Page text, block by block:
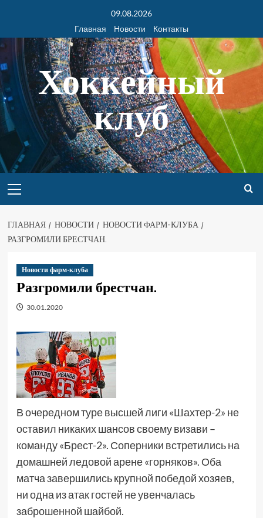
09.08.2026
Главная
Новости Контакты
Хоккейный
клуб
ГЛАВНАЯ НОВОСТИ
НОВОСТИ ФАРМ-КЛУБА
РАЗГРОМИЛИ БРЕСТЧАН.
Новости фарм-клуба
Разгромили брестчан.
30.01.2020
В очередном туре высшей лиги «Шахтер-2» не
оставил никаких шансов своему визави –
команду «Брест-2». Соперники встретились на
домашней ледовой арене «горняков». Оба
матча завершились крупной победой хозяев,
ни одна из атак гостей не увенчалась
заброшенной шайбой.